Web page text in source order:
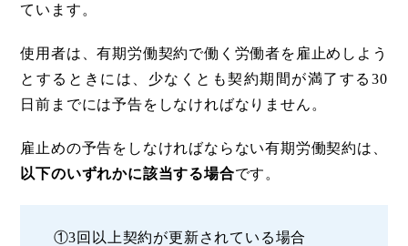
ています。
使用者は、有期労働契約で働く労働者を雇止めしよう
とするときには、少なくとも契約期間が満了する30
日前までには予告をしなければなりません。
雇止めの予告をしなければならない有期労働契約は、
以下のいずれかに該当する場合です。
①3回以上契約が更新されている場合